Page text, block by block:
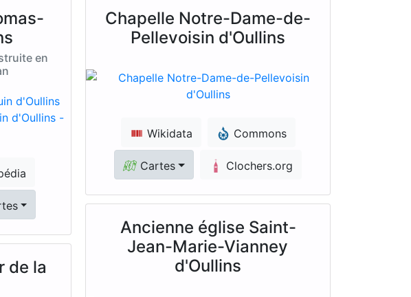
en
de la
Chapelle Notre-Dame-de-
Pellevoisin d'Oullins
Wikidata Commons
Cartes Clochers.org
Ancienne église Saint-
Jean-Marie-Vianney
d'Oullins